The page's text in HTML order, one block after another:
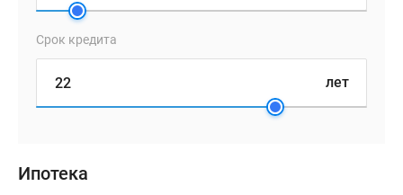
Срок кредита
лет
Ипотека